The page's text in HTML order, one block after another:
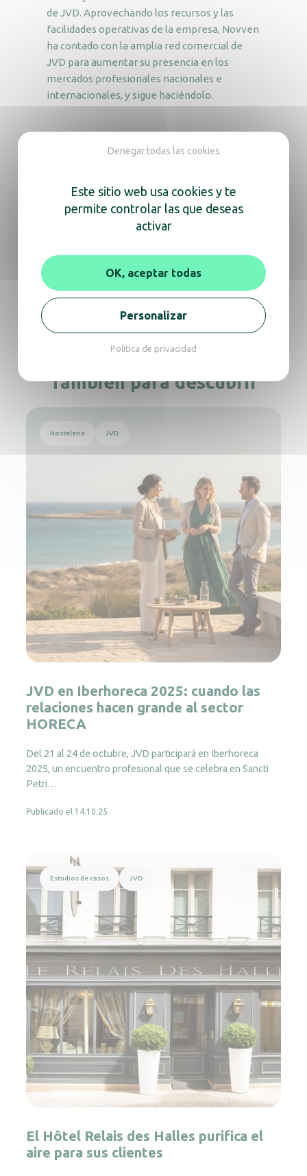
de JVD. Aprovechando los recursos y las
facilidades operativas de la empresa, Novven
ha contado con la amplia red comercial de
JVD para aumentar su presencia en los
mercados profesionales nacionales e
internacionales, y sigue haciéndolo.
¿Está interesado/a en
nuestros productos?
También para descubrir
Hostelería JVD
JVD en Iberhoreca 2025: cuando las
relaciones hacen grande al sector
HORECA
Del 21 al 24 de octubre, JVD participará en Iberhoreca
2025, un encuentro profesional que se celebra en Sancti
Petri…
Publicado el 14.10.25
Leer más
Estudios de casos JVD
El Hôtel Relais des Halles purifica el
aire para sus clientes
Este sitio web usa cookies y te
permite controlar las que deseas
activar
OK, aceptar todas
Denegar todas las cookies
Personalizar
Política de privacidad